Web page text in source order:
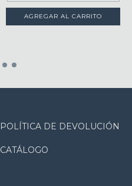
POLÍTICA DE DEVOLUCIÓN
CATÁLOGO